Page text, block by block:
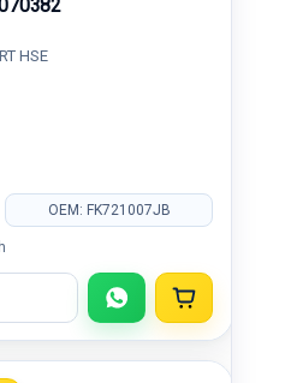
HSE
OEM: FK721007JB